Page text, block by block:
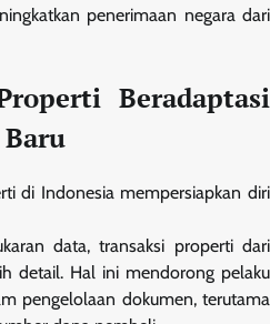
penerimaan negara dari
Beradaptasi
di Indonesia mempersiapkan diri
data, transaksi properti dari
detail. Hal ini mendorong pelaku
pengelolaan dokumen, terutama